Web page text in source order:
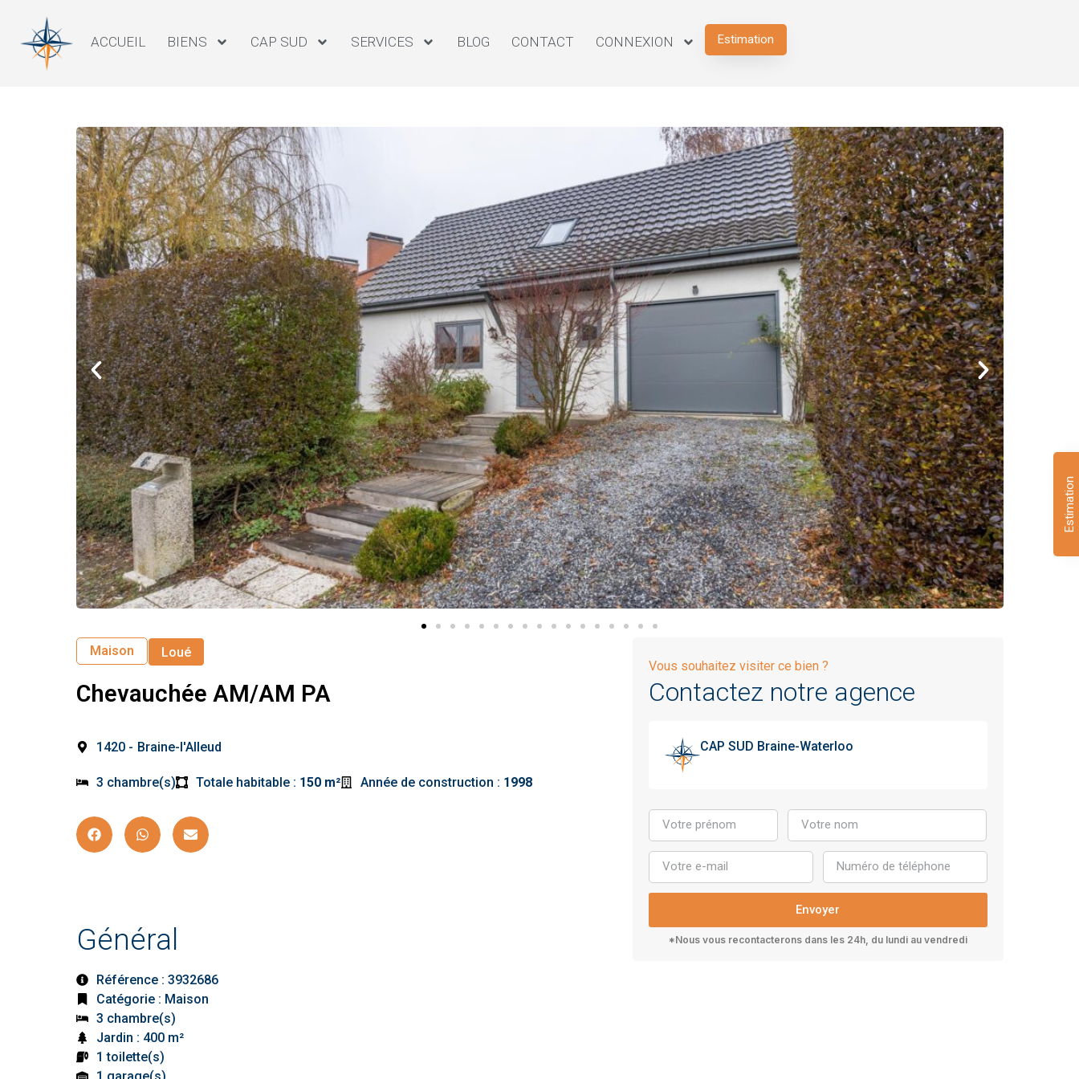
ACCUEIL BIENS CAP SUD SERVICES BLOG CONTACT CONNEXION Estimation
Estimation
Maison Loué
Chevauchée AM/AM PA
1420 - Braine-l'Alleud
3 chambre(s) Totale habitable : 150 m² Année de construction : 1998
Général
Référence : 3932686
Catégorie : Maison
3 chambre(s)
Jardin : 400 m²
1 toilette(s)
1 garage(s)
Vous souhaitez visiter ce bien ?
Contactez notre agence
CAP SUD Braine-Waterloo
Envoyer
*Nous vous recontacterons dans les 24h, du lundi au vendredi